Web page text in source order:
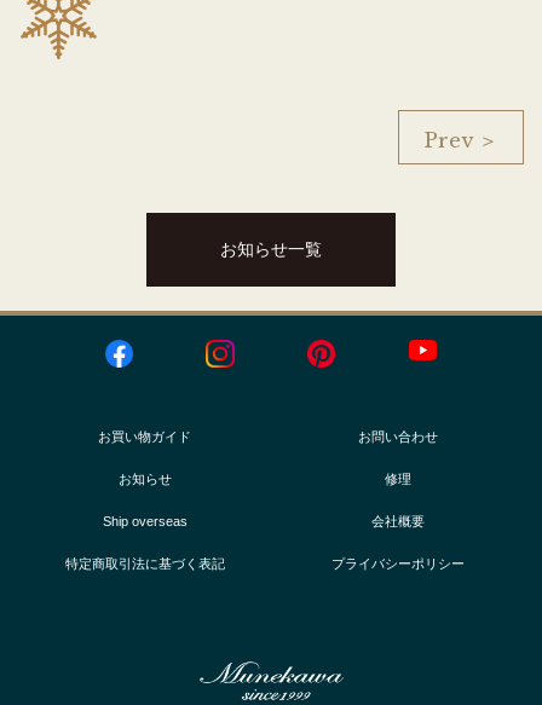
Prev ＞
お知らせ一覧
お買い物ガイド お問い合わせ
お知らせ 修理
Ship overseas 会社概要
特定商取引法に基づく表記 プライバシーポリシー